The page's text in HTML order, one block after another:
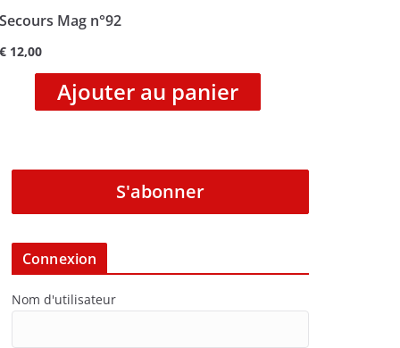
Secours Mag n°92
€ 12,00
Ajouter au panier
S'abonner
Connexion
Nom d'utilisateur